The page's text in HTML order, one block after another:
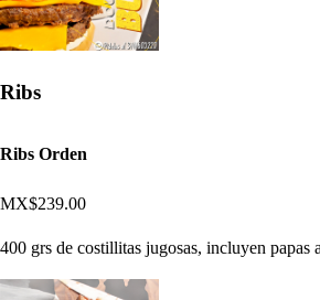
Ribs
Ribs Orden
MX$239.00
400 grs de costillitas jugosas, incluyen papas